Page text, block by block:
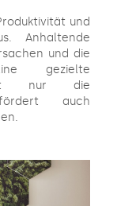
und
Anhaltende
und die
gezielte
nur die
auch